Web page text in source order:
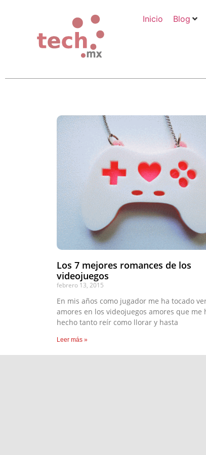
Inicio Blog
Los 7 mejores romances de los
videojuegos
febrero 13, 2015
En mis años como jugador me ha tocado
amores en los videojuegos amores que me
hecho tanto reír como llorar y hasta
Leer más »